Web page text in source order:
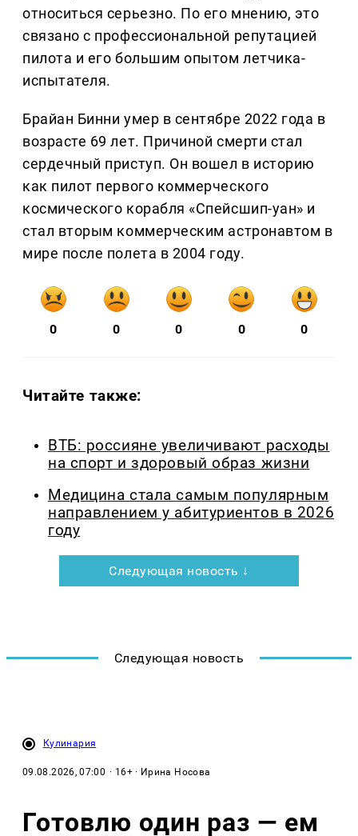
относиться серьезно. По его мнению, это
связано с профессиональной репутацией
пилота и его большим опытом летчика-
испытателя.
Брайан Бинни умер в сентябре 2022 года в
возрасте 69 лет. Причиной смерти стал
сердечный приступ. Он вошел в историю
как пилот первого коммерческого
космического корабля «Спейсшип-уан» и
стал вторым коммерческим астронавтом в
мире после полета в 2004 году.
0 0 0 0 0
Читайте также:
ВТБ: россияне увеличивают расходы
на спорт и здоровый образ жизни
Медицина стала самым популярным
направлением у абитуриентов в 2026
году
Следующая новость ↓
Следующая новость
Кулинария
09.08.2026, 07:00 · 16+ · Ирина Носова
Готовлю один раз — ем